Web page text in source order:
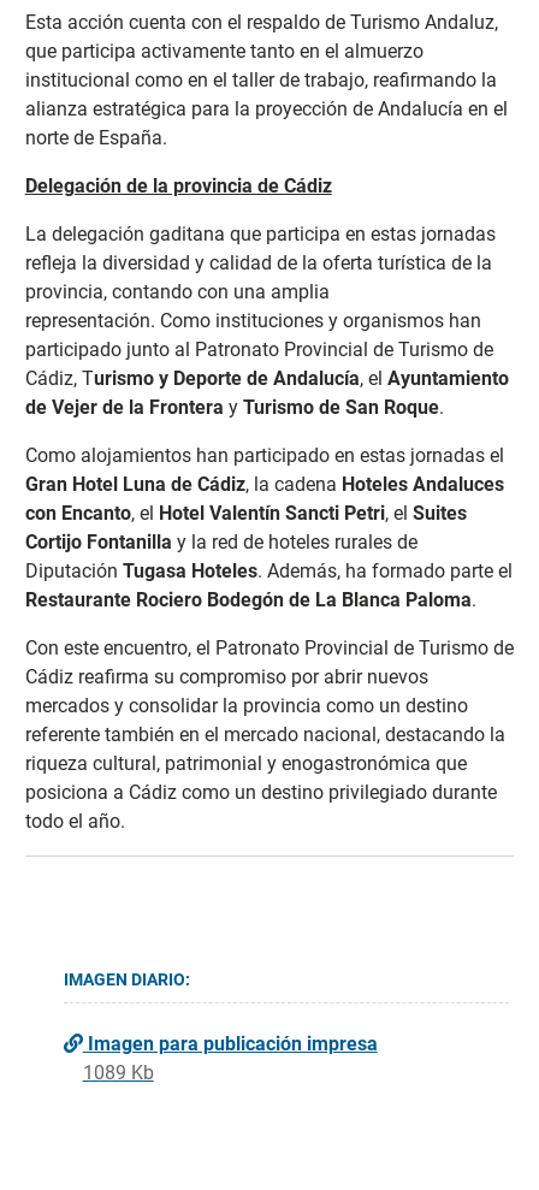
Esta acción cuenta con el respaldo de Turismo Andaluz,
que participa activamente tanto en el almuerzo
institucional como en el taller de trabajo, reafirmando la
alianza estratégica para la proyección de Andalucía en el
norte de España.
Delegación de la provincia de Cádiz
La delegación gaditana que participa en estas jornadas
refleja la diversidad y calidad de la oferta turística de la
provincia, contando con una amplia
representación. Como instituciones y organismos han
participado junto al Patronato Provincial de Turismo de
Cádiz, Turismo y Deporte de Andalucía, el Ayuntamiento
de Vejer de la Frontera y Turismo de San Roque.
Como alojamientos han participado en estas jornadas el
Gran Hotel Luna de Cádiz, la cadena Hoteles Andaluces
con Encanto, el Hotel Valentín Sancti Petri, el Suites
Cortijo Fontanilla y la red de hoteles rurales de
Diputación Tugasa Hoteles. Además, ha formado parte el
Restaurante Rociero Bodegón de La Blanca Paloma.
Con este encuentro, el Patronato Provincial de Turismo de
Cádiz reafirma su compromiso por abrir nuevos
mercados y consolidar la provincia como un destino
referente también en el mercado nacional, destacando la
riqueza cultural, patrimonial y enogastronómica que
posiciona a Cádiz como un destino privilegiado durante
todo el año.
IMAGEN DIARIO:
Imagen para publicación impresa
1089 Kb